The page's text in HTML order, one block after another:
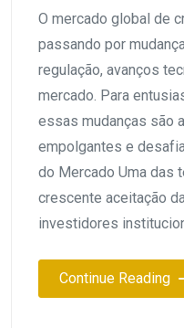
O mercado global de
passando por
regulação, avanços
mercado. Para
essas mudanças são
empolgantes e
do Mercado Uma das
crescente aceitação
investidores
Continue Reading